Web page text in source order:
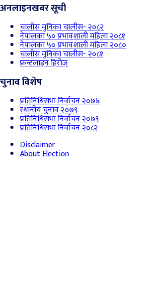
अनलाइनखबर सूची
चालीस मुनिका चालीस- २०८२
नेपालका ५० प्रभावशाली महिला २०८१
नेपालका ५० प्रभावशाली महिला २०८०
चालीस मुनिका चालीस- २०८१
फ्रन्टलाइन हिरोज्
चुनाव विशेष
प्रतिनिधिसभा निर्वाचन २०७४
स्थानीय चुनाव २०७९
प्रतिनिधिसभा निर्वाचन २०७९
प्रतिनिधिसभा निर्वाचन २०८२
Disclaimer
About Election